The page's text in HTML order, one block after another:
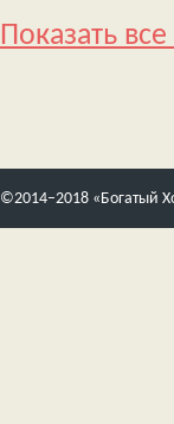
Показать
©2014–2018 «Богатый